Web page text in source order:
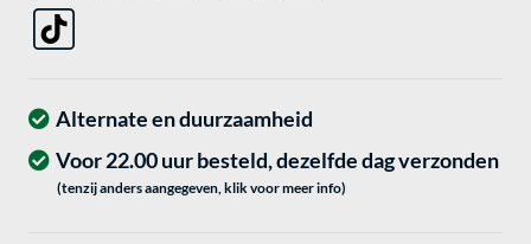
Alternate en duurzaamheid
Voor 22.00 uur besteld, dezelfde dag verzonden
(tenzij anders aangegeven, klik voor meer info)